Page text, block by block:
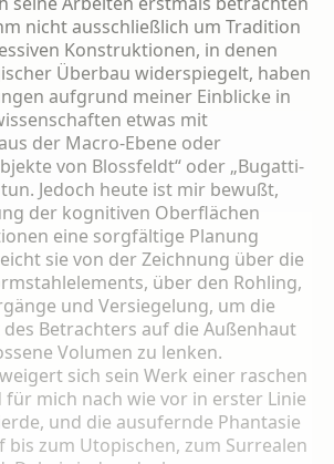
nicht ausschließlich um Tradition
Konstruktionen, in denen
Überbau widerspiegelt, haben
aufgrund meiner Einblicke in
et­was mit
der Macro-Ebene oder
von Blossfeldt“ oder „Bugatti-
Jedoch heute ist mir bewußt,
der kognitiven Oberflächen
eine sorgfältige Planung
sie von der Zeichnung über die
über den Rohling,
und Versiegelung, um die
Betrachters auf die Außenhaut
Volumen zu lenken.
sich sein Werk einer raschen
für mich nach wie vor in erster Linie
und die ausufernde Phantasie
bis zum Utopischen, zum Surrea­len